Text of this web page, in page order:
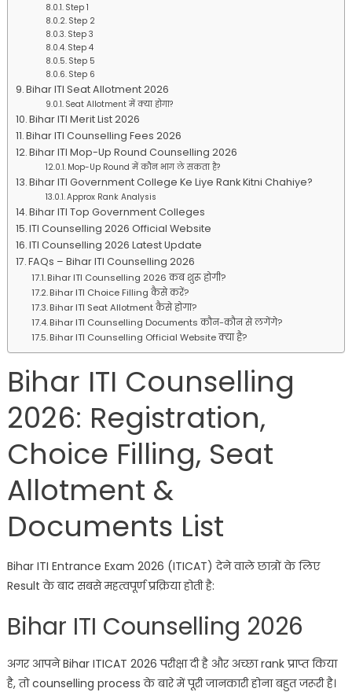
Step 1
Step 2
Step 3
Step 4
Step 5
Step 6
Bihar ITI Seat Allotment 2026
Seat Allotment में क्या होगा?
Bihar ITI Merit List 2026
Bihar ITI Counselling Fees 2026
Bihar ITI Mop-Up Round Counselling 2026
Mop-Up Round में कौन भाग ले सकता है?
Bihar ITI Government College Ke Liye Rank Kitni Chahiye?
Approx Rank Analysis
Bihar ITI Top Government Colleges
ITI Counselling 2026 Official Website
ITI Counselling 2026 Latest Update
FAQs – Bihar ITI Counselling 2026
Bihar ITI Counselling 2026 कब शुरू होगी?
Bihar ITI Choice Filling कैसे करें?
Bihar ITI Seat Allotment कैसे होगा?
Bihar ITI Counselling Documents कौन-कौन से लगेंगे?
Bihar ITI Counselling Official Website क्या है?
Bihar ITI Counselling
2026: Registration,
Choice Filling, Seat
Allotment &
Documents List
Bihar ITI Entrance Exam 2026 (ITICAT) देने वाले छात्रों के लिए
Result के बाद सबसे महत्वपूर्ण प्रक्रिया होती है:
Bihar ITI Counselling 2026
अगर आपने Bihar ITICAT 2026 परीक्षा दी है और अच्छा rank प्राप्त किया
है, तो counselling process के बारे में पूरी जानकारी होना बहुत जरूरी है।